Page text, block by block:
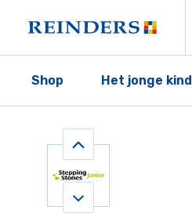
Shop Het jonge kind